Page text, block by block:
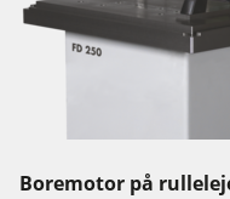
Boremotor på